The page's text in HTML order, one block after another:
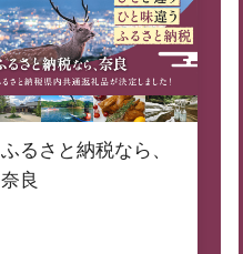
ふるさと納税なら、
奈良